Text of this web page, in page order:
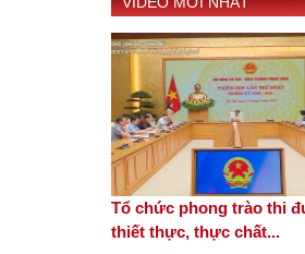
Tổ chức phong trào thi
thiết thực, thực chất...